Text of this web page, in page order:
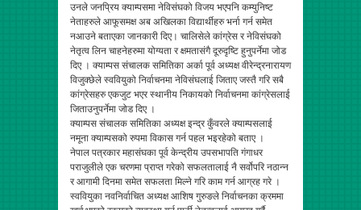
उनले जनप्रिय क्याम्पसमा नेविसंघको विजय भएपनि कम्युनिष्ट
नेताहरुले आफूसमक्ष अब अखिलका विद्यार्थीहरु भर्ना गर्न समेत
नआउने बताएका जानकारी दिए। चालिसेले कांग्रेस र नेविसंघको
नेतृत्व लिन चाहनेहरुमा योग्यता र क्षमतासंगै दूरुदृष्टि हुनुपर्नेमा जोड
दिए । क्याम्पस संचालक समितिका अर्का पूर्व अध्यक्ष वीरेन्द्रनारायण
विजुक्छेले स्ववियुको निर्वाचनमा नेविसंघलाई जिताए जस्तै गरि सबै
कांग्रेसहरु एकजुट भएर स्थानीय निकायको निर्वाचनमा कांग्रेसलाई
जिताउनुपर्नेमा जोड दिए ।
क्याम्पस संचालक समितिका अध्यक्ष इन्द्र कुँवरले क्याम्पसलाई
नमूना क्याम्पसको रुपमा विकास गर्न पहल भइरहेको बताए ।
नेपाल पत्रकार महासंघका पूर्व केन्द्रीय उपसभापति गंगाधर
पराजुलीले एक चरणमा प्राप्त गरेको सफलतालाई नै सर्वोपरि नठान्न
र आगामी दिनमा समेत सफलता मिल्ने गरि काम गर्न आग्रह गरे ।
स्ववियुका नवनिर्वाचित अध्यक्ष आशिष गुरुङले निर्वाचनका क्रममा